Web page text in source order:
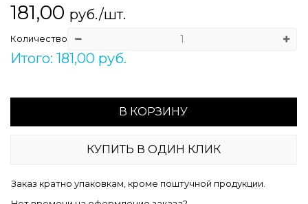
181,00 руб./шт.
Количество
Итого: 181,00 руб.
В КОРЗИНУ
КУПИТЬ В ОДИН КЛИК
Заказ кратно упаковкам, кроме поштучной продукции.